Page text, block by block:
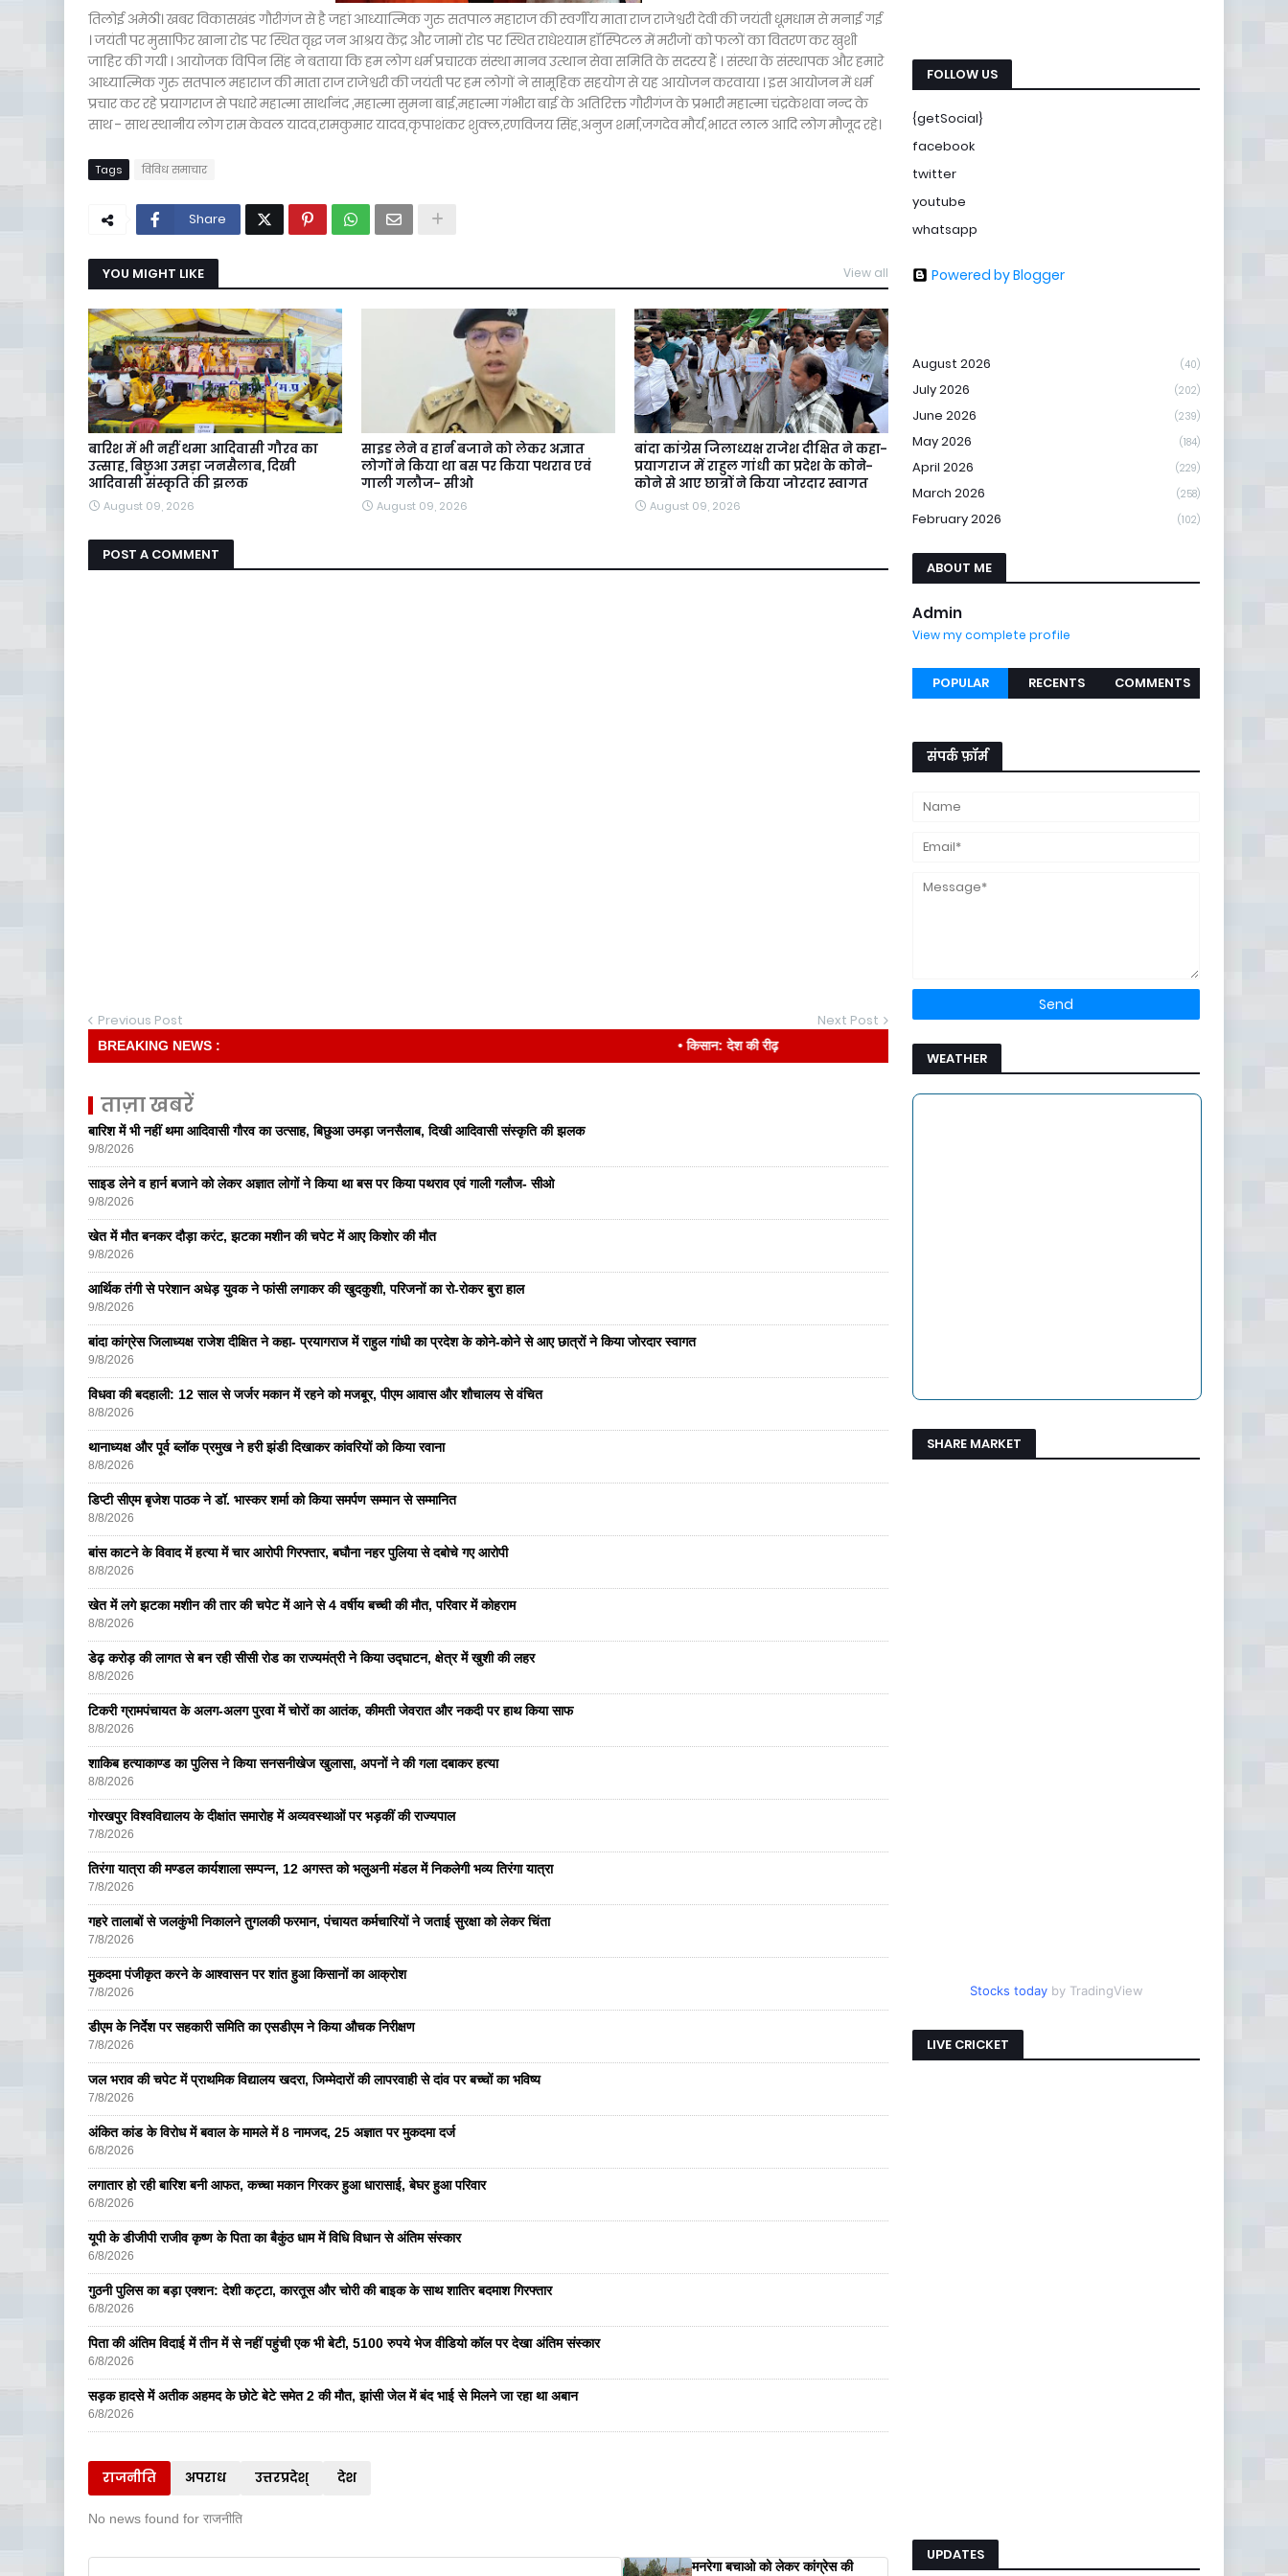
तिलोई अमेठी। खबर विकासखंड गौरीगंज से है जहां आध्यात्मिक गुरु सतपाल महाराज की स्वर्गीय माता राज राजेश्वरी देवी की जयंती धूमधाम से मनाई गई
। जयंती पर मुसाफिर खाना रोड पर स्थित वृद्ध जन आश्रय केंद्र और जामों रोड पर स्थित राधेश्याम हॉस्पिटल में मरीजों को फलों का वितरण कर खुशी
जाहिर की गयी । आयोजक विपिन सिंह ने बताया कि हम लोग धर्म प्रचारक संस्था मानव उत्थान सेवा समिति के सदस्य हैं । संस्था के संस्थापक और हमारे
आध्यात्मिक गुरु सतपाल महाराज की माता राज राजेश्वरी की जयंती पर हम लोगों ने सामूहिक सहयोग से यह आयोजन करवाया । इस आयोजन में धर्म
प्रचार कर रहे प्रयागराज से पधारे महात्मा सार्थानंद ,महात्मा सुमना बाई,महात्मा गंभीरा बाई के अतिरिक्त गौरीगंज के प्रभारी महात्मा चंद्रकेशवा नन्द के
साथ - साथ स्थानीय लोग राम केवल यादव,रामकुमार यादव,कृपाशंकर शुक्ल,रणविजय सिंह,अनुज शर्मा,जगदेव मौर्य,भारत लाल आदि लोग मौजूद रहे।
Tags विविध समाचार
Share
YOU MIGHT LIKE View all
बारिश में भी नहीं थमा आदिवासी गौरव का
उत्साह, बिछुआ उमड़ा जनसैलाब, दिखी
आदिवासी संस्कृति की झलक
August 09, 2026
साइड लेने व हार्न बजाने को लेकर अज्ञात
लोगों ने किया था बस पर किया पथराव एवं
गाली गलौज- सीओ
August 09, 2026
बांदा कांग्रेस जिलाध्यक्ष राजेश दीक्षित ने कहा-
प्रयागराज में राहुल गांधी का प्रदेश के कोने-
कोने से आए छात्रों ने किया जोरदार स्वागत
August 09, 2026
POST A COMMENT
Previous Post Next Post
BREAKING NEWS : • किसान: देश की रीढ़
ताज़ा खबरें
बारिश में भी नहीं थमा आदिवासी गौरव का उत्साह, बिछुआ उमड़ा जनसैलाब, दिखी आदिवासी संस्कृति की झलक
9/8/2026
साइड लेने व हार्न बजाने को लेकर अज्ञात लोगों ने किया था बस पर किया पथराव एवं गाली गलौज- सीओ
9/8/2026
खेत में मौत बनकर दौड़ा करंट, झटका मशीन की चपेट में आए किशोर की मौत
9/8/2026
आर्थिक तंगी से परेशान अधेड़ युवक ने फांसी लगाकर की खुदकुशी, परिजनों का रो-रोकर बुरा हाल
9/8/2026
बांदा कांग्रेस जिलाध्यक्ष राजेश दीक्षित ने कहा- प्रयागराज में राहुल गांधी का प्रदेश के कोने-कोने से आए छात्रों ने किया जोरदार स्वागत
9/8/2026
विधवा की बदहाली: 12 साल से जर्जर मकान में रहने को मजबूर, पीएम आवास और शौचालय से वंचित
8/8/2026
थानाध्यक्ष और पूर्व ब्लॉक प्रमुख ने हरी झंडी दिखाकर कांवरियों को किया रवाना
8/8/2026
डिप्टी सीएम बृजेश पाठक ने डॉ. भास्कर शर्मा को किया समर्पण सम्मान से सम्मानित
8/8/2026
बांस काटने के विवाद में हत्या में चार आरोपी गिरफ्तार, बघौना नहर पुलिया से दबोचे गए आरोपी
8/8/2026
खेत में लगे झटका मशीन की तार की चपेट में आने से 4 वर्षीय बच्ची की मौत, परिवार में कोहराम
8/8/2026
डेढ़ करोड़ की लागत से बन रही सीसी रोड का राज्यमंत्री ने किया उद्घाटन, क्षेत्र में खुशी की लहर
8/8/2026
टिकरी ग्रामपंचायत के अलग-अलग पुरवा में चोरों का आतंक, कीमती जेवरात और नकदी पर हाथ किया साफ
8/8/2026
शाकिब हत्याकाण्ड का पुलिस ने किया सनसनीखेज खुलासा, अपनों ने की गला दबाकर हत्या
8/8/2026
गोरखपुर विश्वविद्यालय के दीक्षांत समारोह में अव्यवस्थाओं पर भड़कीं की राज्यपाल
7/8/2026
तिरंगा यात्रा की मण्डल कार्यशाला सम्पन्न, 12 अगस्त को भलुअनी मंडल में निकलेगी भव्य तिरंगा यात्रा
7/8/2026
गहरे तालाबों से जलकुंभी निकालने तुगलकी फरमान, पंचायत कर्मचारियों ने जताई सुरक्षा को लेकर चिंता
7/8/2026
मुकदमा पंजीकृत करने के आश्वासन पर शांत हुआ किसानों का आक्रोश
7/8/2026
डीएम के निर्देश पर सहकारी समिति का एसडीएम ने किया औचक निरीक्षण
7/8/2026
जल भराव की चपेट में प्राथमिक विद्यालय खदरा, जिम्मेदारों की लापरवाही से दांव पर बच्चों का भविष्य
7/8/2026
अंकित कांड के विरोध में बवाल के मामले में 8 नामजद, 25 अज्ञात पर मुकदमा दर्ज
6/8/2026
लगातार हो रही बारिश बनी आफत, कच्चा मकान गिरकर हुआ धारासाई, बेघर हुआ परिवार
6/8/2026
यूपी के डीजीपी राजीव कृष्ण के पिता का बैकुंठ धाम में विधि विधान से अंतिम संस्कार
6/8/2026
गुठनी पुलिस का बड़ा एक्शन: देशी कट्टा, कारतूस और चोरी की बाइक के साथ शातिर बदमाश गिरफ्तार
6/8/2026
पिता की अंतिम विदाई में तीन में से नहीं पहुंची एक भी बेटी, 5100 रुपये भेज वीडियो कॉल पर देखा अंतिम संस्कार
6/8/2026
सड़क हादसे में अतीक अहमद के छोटे बेटे समेत 2 की मौत, झांसी जेल में बंद भाई से मिलने जा रहा था अबान
6/8/2026
राजनीति अपराध उत्तरप्रदेश् देश
No news found for राजनीति
मनरेगा बचाओ को लेकर कांग्रेस की
FOLLOW US
{getSocial}
facebook
twitter
youtube
whatsapp
Powered by Blogger
August 2026 (40)
July 2026 (202)
June 2026 (239)
May 2026 (184)
April 2026 (229)
March 2026 (258)
February 2026 (102)
ABOUT ME
Admin
View my complete profile
POPULAR RECENTS COMMENTS
संपर्क फ़ॉर्म
WEATHER
SHARE MARKET
Stocks todayby TradingView
LIVE CRICKET
UPDATES